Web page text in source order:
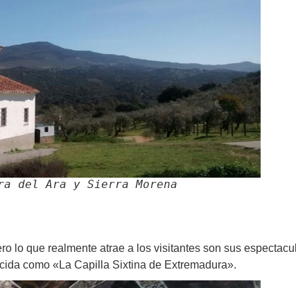
del Ara y Sierra Morena
lo que realmente atrae a los visitantes son sus
como «La Capilla Sixtina de Extremadura».